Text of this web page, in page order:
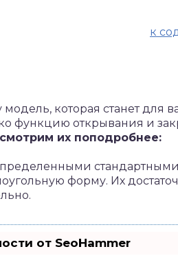
к
которая станет для
функцию открывания и
их поподробнее:
стандартными
форму. Их
от SeoHammer